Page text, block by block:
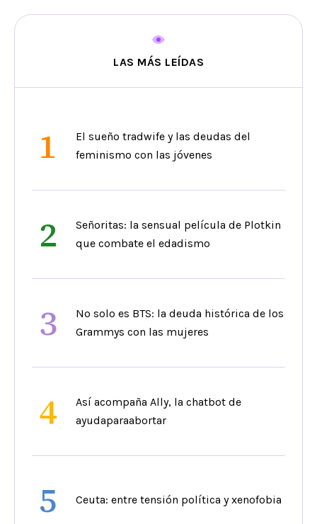
LAS MÁS LEÍDAS
1
El sueño tradwife y las deudas del
feminismo con las jóvenes
2
Señoritas: la sensual película de Plotkin
que combate el edadismo
3
No solo es BTS: la deuda histórica de los
Grammys con las mujeres
4
Así acompaña Ally, la chatbot de
ayudaparaabortar
5 Ceuta: entre tensión política y xenofobia